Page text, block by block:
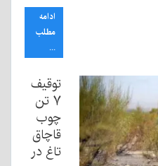
ادامه
مطلب
...
توقیف
۷ تن
چوب
قاچاق
تاغ در